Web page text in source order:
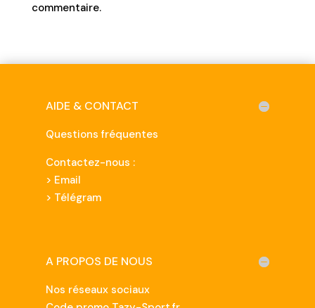
commentaire.
AIDE & CONTACT
Questions fréquentes
Contactez-nous :
> Email
> Télégram
A PROPOS DE NOUS
Nos réseaux sociaux